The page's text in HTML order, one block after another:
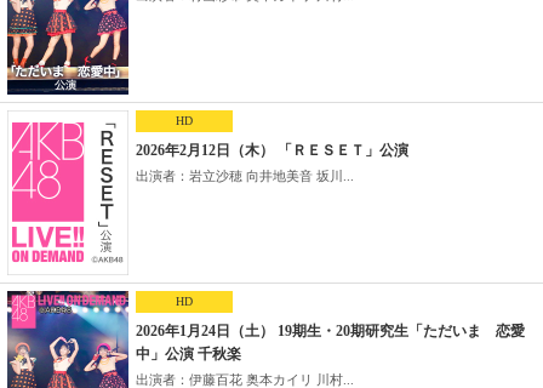
HD
2026年2月12日（木） 「ＲＥＳＥＴ」公演
出演者：岩立沙穂 向井地美音 坂川...
HD
2026年1月24日（土） 19期生・20期研究生「ただいま 恋愛
中」公演 千秋楽
出演者：伊藤百花 奥本カイリ 川村...